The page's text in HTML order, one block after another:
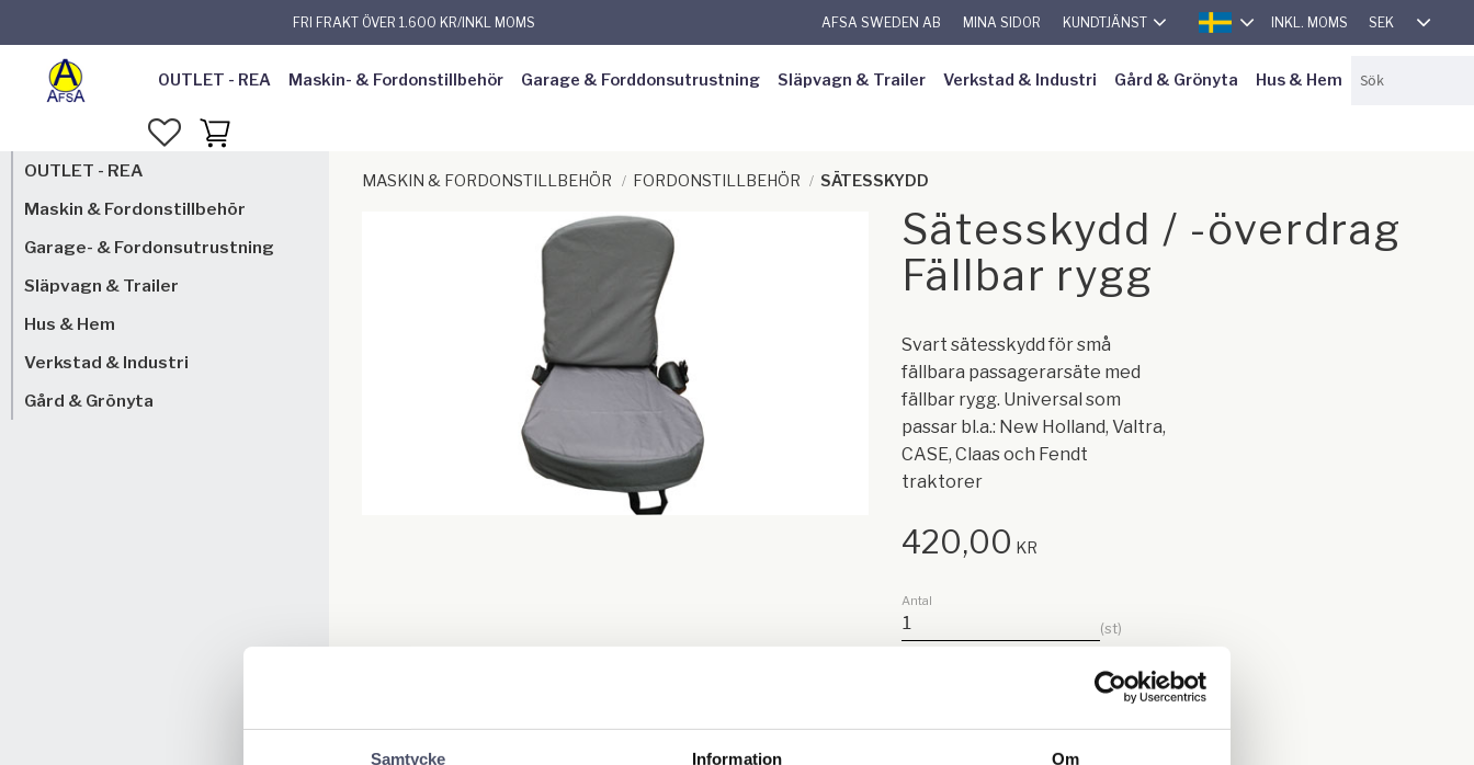
Samtycke Information Om
FRI FRAKT ÖVER 1.600 KR/INKL MOMS AFSA SWEDEN AB MINA SIDOR KUNDTJÄNST
SVENSKA
INKL. MOMS SEK
OUTLET - REA Maskin- & Fordonstillbehör Garage & Forddonsutrustning Släpvagn & Trailer Verkstad & Industri Gård & Grönyta Hus & Hem
FAVORITER
KUNDVAGN
MASKIN & FORDONSTILLBEHÖR FORDONSTILLBEHÖR SÄTESSKYDD
Sätesskydd / -överdrag
Fällbar rygg
Svart sätesskydd för små
fällbara passagerarsäte med
fällbar rygg. Universal som
passar bl.a.: New Holland, Valtra,
CASE, Claas och Fendt
traktorer
420,00 KR
Antal
st
Lägg till i favoriter
I lager
OUTLET - REA
Maskin & Fordonstillbehör
Garage- & Fordonsutrustning
Släpvagn & Trailer
Hus & Hem
Verkstad & Industri
Gård & Grönyta